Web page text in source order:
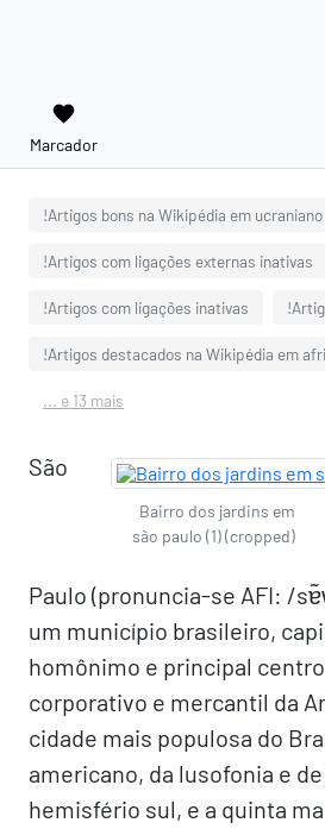
favorite
Marcador
!Artigos bons na Wikipédia em ucraniano
!Artigos com ligações externas inativas
!Artigos com ligações inativas
!Artigos destacados na Wikipédia em
... e 13 mais
Bairro dos jardins em
são paulo (1) (cropped)
São
Paulo (pronuncia-se AFI: /
um município brasileiro,
homônimo e principal
corporativo e mercantil da
cidade mais populosa do
americano, da lusofonia e
hemisfério sul, e a quinta